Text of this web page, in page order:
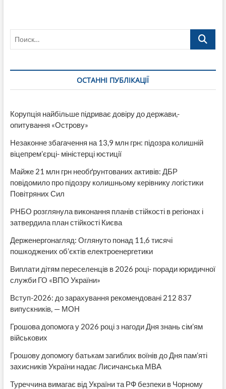
російську
пропаганду
Поиск…
ОСТАННІ ПУБЛІКАЦІЇ
Корупція найбільше підриває довіру до держави,-
опитування «Острову»
Незаконне збагачення на 13,9 млн грн: підозра колишній
віцепрем’єрці- міністерці юстиції
Майже 21 млн грн необґрунтованих активів: ДБР
повідомило про підозру колишньому керівнику логістики
Повітряних Сил
РНБО розглянула виконання планів стійкості в регіонах і
затвердила план стійкості Києва
Держенергонагляд: Оглянуто понад 11,6 тисячі
пошкоджених об’єктів електроенергетики
Виплати дітям переселенців в 2026 році- поради юридичної
служби ГО «ВПО України»
Вступ-2026: до зарахування рекомендовані 212 837
випускників, — МОН
Грошова допомога у 2026 році з нагоди Дня знань сім’ям
військових
Грошову допомогу батькам загиблих воїнів до Дня пам’яті
захисників України надає Лисичанська МВА
Туреччина вимагає від України та РФ безпеки в Чорному